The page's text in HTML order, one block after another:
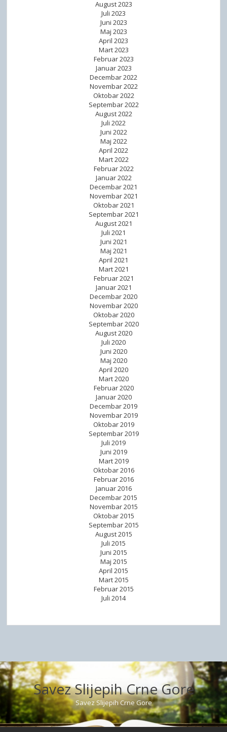
August 2023
Juli 2023
Juni 2023
Maj 2023
April 2023
Mart 2023
Februar 2023
Januar 2023
Decembar 2022
Novembar 2022
Oktobar 2022
Septembar 2022
August 2022
Juli 2022
Juni 2022
Maj 2022
April 2022
Mart 2022
Februar 2022
Januar 2022
Decembar 2021
Novembar 2021
Oktobar 2021
Septembar 2021
August 2021
Juli 2021
Juni 2021
Maj 2021
April 2021
Mart 2021
Februar 2021
Januar 2021
Decembar 2020
Novembar 2020
Oktobar 2020
Septembar 2020
August 2020
Juli 2020
Juni 2020
Maj 2020
April 2020
Mart 2020
Februar 2020
Januar 2020
Decembar 2019
Novembar 2019
Oktobar 2019
Septembar 2019
Juli 2019
Juni 2019
Mart 2019
Oktobar 2016
Februar 2016
Januar 2016
Decembar 2015
Novembar 2015
Oktobar 2015
Septembar 2015
August 2015
Juli 2015
Juni 2015
Maj 2015
April 2015
Mart 2015
Februar 2015
Juli 2014
Savez Slijepih Crne Gore
Savez Slijepih Crne Gore